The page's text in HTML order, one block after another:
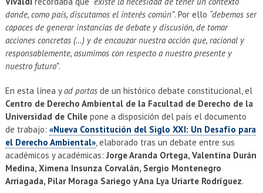
donde, como país, discutamos el interés común”. Por ello “debemos ser
capaces de generar instancias de debate y discusión, de tomar
acciones concretas (…) y de encauzar nuestra acción que, racional y
responsablemente, asumimos con respecto a nuestro presente y
nuestro futuro”.
En esta línea yad portasde un histórico debate constitucional, el
Centro de Derecho Ambiental de la Facultad de Derecho de la
Universidad de Chilepone a disposición del país el documento
de trabajo: «Nueva Constitución del Siglo XXI: Un Desafío para
el Derecho Ambiental», elaborado tras un debate entre sus
académicos y académicas:Jorge Aranda Ortega, Valentina Durán
Medina, Ximena Insunza Corvalán, Sergio Montenegro
Arriagada, Pilar Moraga Sariego y Ana Lya Uriarte Rodríguez.